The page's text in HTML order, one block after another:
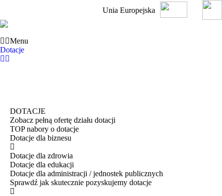
Unia Europejska
Menu
Dotacje
DOTACJE
Zobacz pełną ofertę działu dotacji
TOP nabory o dotacje
Dotacje dla biznesu
Dotacje dla zdrowia
Dotacje dla edukacji
Dotacje dla administracji / jednostek publicznych
Sprawdź jak skutecznie pozyskujemy dotacje